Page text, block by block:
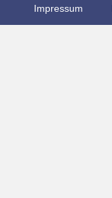
Impressum